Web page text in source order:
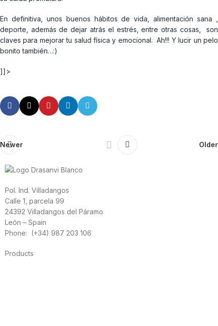
En definitiva, unos buenos hábitos de vida, alimentación sana ,
deporte, además de dejar atrás el estrés, entre otras cosas, son
claves para mejorar tu salud física y emocional. Ah!!! Y lucir un pelo
bonito también…:)
]]>
Newer Older
Pol. Ind. Villadangos
Calle 1, parcela 99
24392 Villadangos del Páramo
León – Spain
Phone: (+34) 987 203 106
Products